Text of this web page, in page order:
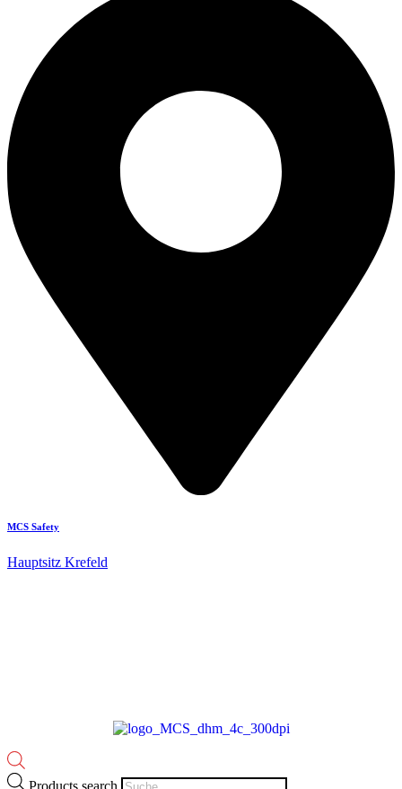
MCS Safety
Hauptsitz Krefeld
Products search